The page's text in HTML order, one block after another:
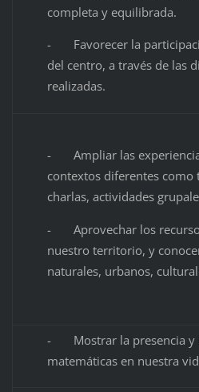
completa y equilibrada.
- Favorecer la
del centro, a través de las
realizadas.
- Ampliar las
contextos diferentes como
charlas, actividades
- Aprovechar los
nuestro territorio, y
naturales, urbanos,
- Mostrar la presencia y
matemáticas en nuestra